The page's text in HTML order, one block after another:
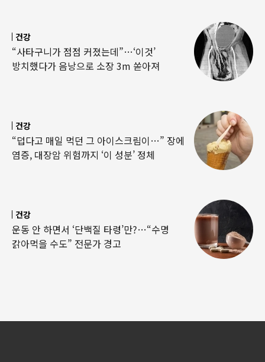
건강
“사타구니가 점점 커졌는데”…‘이것’
방치했다가 음낭으로 소장 3m 쏟아져
건강
“덥다고 매일 먹던 그 아이스크림이…” 장에
염증, 대장암 위험까지 ‘이 성분’ 정체
건강
운동 안 하면서 ‘단백질 타령’만?…“수명
갉아먹을 수도” 전문가 경고